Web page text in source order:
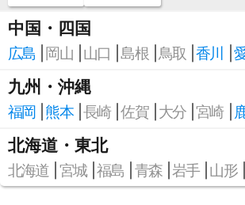
中国・四国
広島 岡山 山口 島根 鳥取 香川
九州・沖縄
福岡 熊本 長崎 佐賀 大分 宮崎
北海道・東北
北海道 宮城 福島 青森 岩手 山形